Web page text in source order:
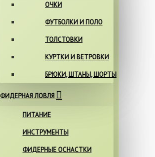
ОЧКИ
ФУТБОЛКИ И ПОЛО
ТОЛСТОВКИ
КУРТКИ И ВЕТРОВКИ
БРЮКИ, ШТАНЫ, ШОРТЫ
ФИДЕРНАЯ ЛОВЛЯ
ПИТАНИЕ
ИНСТРУМЕНТЫ
ФИДЕРНЫЕ ОСНАСТКИ